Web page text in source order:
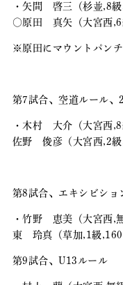
・矢間 啓三（杉並,8
〇原田 真矢（大宮西,6
※原田にマウントパン
第7試合、空道ルール、
・木村 大介（大宮西
佐野 俊彦（大宮西,2級
第8試合、エキシビシ
・竹野 恵美（大宮西,
東 玲真（草加,1級
第9試合、U13ルール